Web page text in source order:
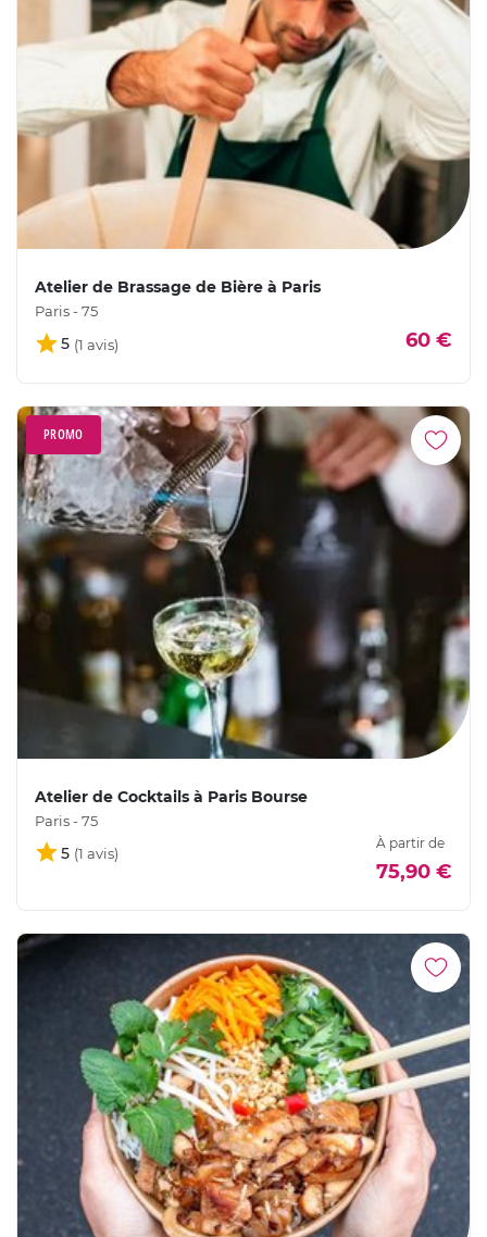
Atelier de Brassage de Bière à Paris
Paris - 75
5 60 €
PROMO
Atelier de Cocktails à Paris Bourse
Paris - 75
5
À partir de
75,90 €